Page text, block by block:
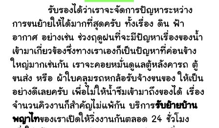
รับรองได้ว่าเราจะจัดการปัญหาระหว่าง
การขนย้ายให้ได้มากที่สุดครับ ทั้งเรื่อง ดิน ฟ้า
อากาศ อย่างเช่น ช่วงฤดูฝนที่จะมีปัญหาเรื่องของน้ำ
เข้ามาเกี่ยวข้องซึ่งทางเราเองก็เป็นปัญหาที่ค่อนข้าง
ใหญ่มากเช่นกัน เราจะคอยหมั่นดูแลตู้หลังคารถ ตู้
ขนส่ง หรือ ผ้าใบคลุมรถหกล้อรับจ้างขนของ ให้เป็น
อย่างดีเลยครับ เพื่อไม่ให้น้ำซึมเข้ามาถึงของได้ เรื่อง
จำนวนคิวงานก็สำคัญไม่แพ้กัน บริการรับย้ายบ้าน
พญาไทของเราเปิดให้วิ่งงานกันตลอด 24 ชั่วโมง